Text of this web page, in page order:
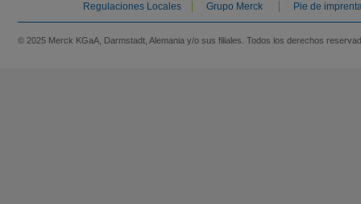
Regulaciones Locales Grupo Merck Pie de
© 2025 Merck KGaA, Darmstadt, Alemania y/o sus filiales. Todos los derechos